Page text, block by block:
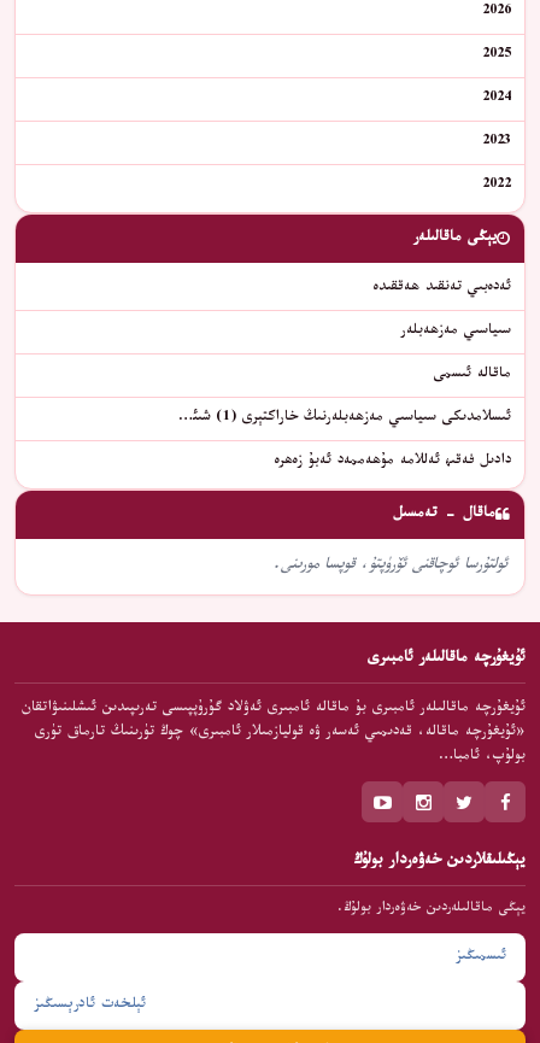
2026
2025
2024
2023
2022
يېڭى ماقالىلەر
ئەدەبىي تەنقىد ھەققىدە
سىياسىي مەزھەبلەر
ماقالە ئىسمى
ئىسلامدىكى سىياسىي مەزھەبلەرنىڭ خاراكتېرى (1) شىئ…
دادىل فەقىھ ئەللامە مۇھەممەد ئەبۇ زەھرە
ماقال - تەمسىل
ئولتۇرسا ئوچاقنى ئۆرۈپتۇ، قوپسا مورىنى.
ئۇيغۇرچە ماقالىلەر ئامبىرى
ئۇيغۇرچە ماقالىلەر ئامبىرى بۇ ماقالە ئامبىرى ئەۋلاد گۇرۇپپىسى تەرىپىدىن ئىشلىنىۋاتقان
«ئۇيغۇرچە ماقالە، قەدىمىي ئەسەر ۋە قوليازمىلار ئامبىرى» چوڭ تۈرىنىڭ تارماق تۈرى
بولۇپ، ئامبا…
يېڭىلىقلاردىن خەۋەردار بولۇڭ
يېڭى ماقالىلەردىن خەۋەردار بولۇڭ.